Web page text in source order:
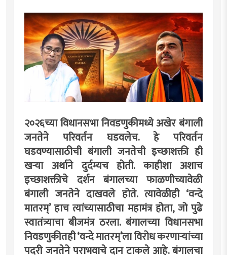
२०२६च्या विधानसभा निवडणुकीमध्ये अखेर बंगाली
जनतेने परिवर्तन घडवलेच. हे परिवर्तन
घडवण्यासाठीची बंगाली जनतेची इच्छाशक्ती ही
खर्‍या अर्थाने दुर्दम्यच होती. काहीशा अशाच
इच्छाशक्तीचे दर्शन बंगालच्या फाळणीच्यावेळी
बंगाली जनतेने दाखवले होते. त्यावेळीही ‘वन्दे
मातरम्’ हाच त्यांच्यासाठीचा महामंत्र होता, जो पुढे
स्वातंत्र्याचा बीजमंत्र ठरला. बंगालच्या विधानसभा
निवडणुकीतही ‘वन्दे मातरम्’ला विरोध करणार्‍यांच्या
पदरी जनतेने पराभवाचे दान टाकले आहे. बंगालचा